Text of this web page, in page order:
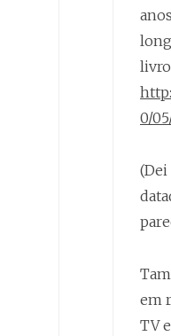
0/
(Dei
em
TV